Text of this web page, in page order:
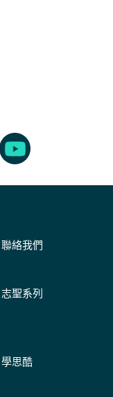
聯絡我們
志聖系列
學思酷